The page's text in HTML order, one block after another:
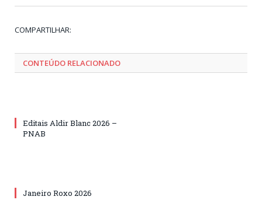
COMPARTILHAR:
CONTEÚDO RELACIONADO
Editais Aldir Blanc 2026 –
PNAB
Janeiro Roxo 2026